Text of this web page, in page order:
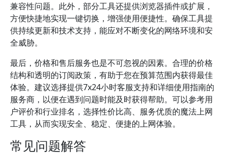
兼容性问题。此外，部分工具还提供浏览器插件或扩展，
方便快捷地实现一键切换，增强使用便捷性。确保工具提
供持续更新和技术支持，能应对不断变化的网络环境和安
全威胁。
最后，价格和售后服务也是不可忽视的因素。合理的价格
结构和透明的订阅政策，有助于您在预算范围内获得最佳
体验。建议选择提供7x24小时客服支持和详细使用指南的
服务商，以便在遇到问题时能及时获得帮助。可以参考用
户评价和行业排名，选择性价比高、服务优质的魔法上网
工具，从而实现安全、稳定、便捷的上网体验。
常见问题解答